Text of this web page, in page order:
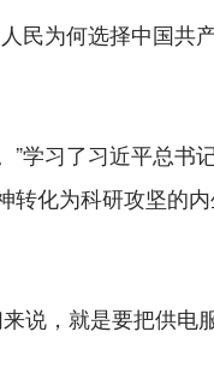
为何选择中国共
习了习近平总书
化为科研攻坚的
，就是要把供电